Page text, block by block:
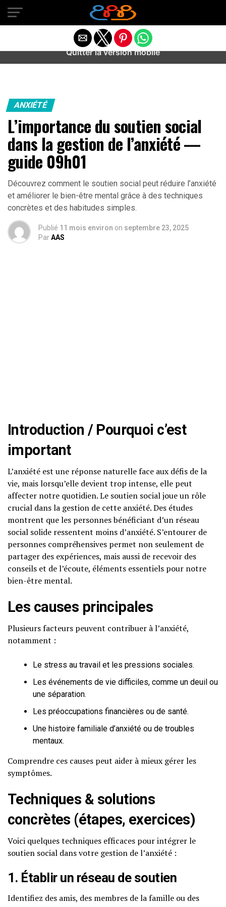
Warning
: preg_match(): Unknown modifier '/' in
/home/u589487443/domains/aideanxietestress.fr/
content/plugins/idev-post-views/includes/class-bots.php
ANXIÉTÉ
L’importance du soutien social
dans la gestion de l’anxiété —
guide 09h01
Découvrez comment le soutien social peut réduire l’anxiété
et améliorer le bien-être mental grâce à des techniques
concrètes et des habitudes simples.
Publié 11 mois environ on septembre 23, 2025
ParAAS
Introduction / Pourquoi c’est
important
L’anxiété est une réponse naturelle face aux défis de la
vie, mais lorsqu’elle devient trop intense, elle peut
affecter notre quotidien. Le soutien social joue un rôle
crucial dans la gestion de cette anxiété. Des études
montrent que les personnes bénéficiant d’un réseau
social solide ressentent moins d’anxiété. S’entourer de
personnes compréhensives permet non seulement de
partager des expériences, mais aussi de recevoir des
conseils et de l’écoute, éléments essentiels pour notre
bien-être mental.
Les causes principales
Plusieurs facteurs peuvent contribuer à l’anxiété,
notamment :
Le stress au travail et les pressions sociales.
Les événements de vie difficiles, comme un deuil ou
une séparation.
Les préoccupations financières ou de santé.
Une histoire familiale d’anxiété ou de troubles
mentaux.
Comprendre ces causes peut aider à mieux gérer les
symptômes.
Techniques & solutions
concrètes (étapes, exercices)
Voici quelques techniques efficaces pour intégrer le
soutien social dans votre gestion de l’anxiété :
1. Établir un réseau de soutien
Identifiez des amis, des membres de la famille ou des
Quitter la version mobile